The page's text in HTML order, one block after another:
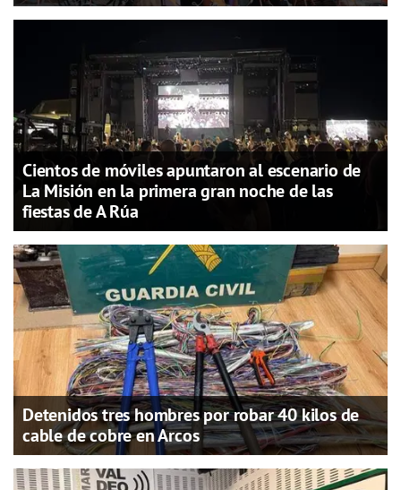
Cientos de móviles apuntaron al escenario de
La Misión en la primera gran noche de las
fiestas de A Rúa
Detenidos tres hombres por robar 40 kilos de
cable de cobre en Arcos